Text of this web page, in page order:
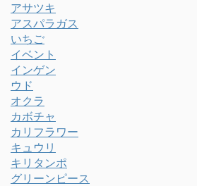
アサツキ
アスパラガス
いちご
イベント
インゲン
ウド
オクラ
カボチャ
カリフラワー
キュウリ
キリタンポ
グリーンピース